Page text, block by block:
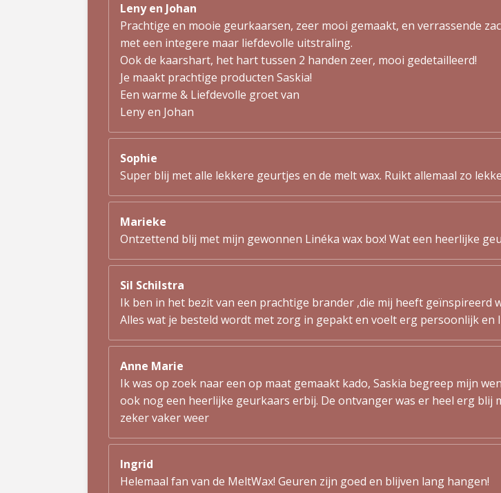
Leny en Johan
Prachtige en mooie geurkaarsen, zeer mooi gemaakt, en verrassende
met een integere maar liefdevolle uitstraling.
Ook de kaarshart, het hart tussen 2 handen zeer, mooi gedetailleerd!
Je maakt prachtige producten Saskia!
Een warme & Liefdevolle groet van
Leny en Johan
Sophie
Super blij met alle lekkere geurtjes en de melt wax. Ruikt allemaal zo
Marieke
Ontzettend blij met mijn gewonnen Linéka wax box! Wat een heerlijke
Sil Schilstra
Ik ben in het bezit van een prachtige brander ,die mij heeft geïnspireerd
Alles wat je besteld wordt met zorg in gepakt en voelt erg persoonlijk en
Anne Marie
Ik was op zoek naar een op maat gemaakt kado, Saskia begreep mijn
ook nog een heerlijke geurkaars erbij. De ontvanger was er heel erg blij
zeker vaker weer
Ingrid
Helemaal fan van de MeltWax! Geuren zijn goed en blijven lang hangen!